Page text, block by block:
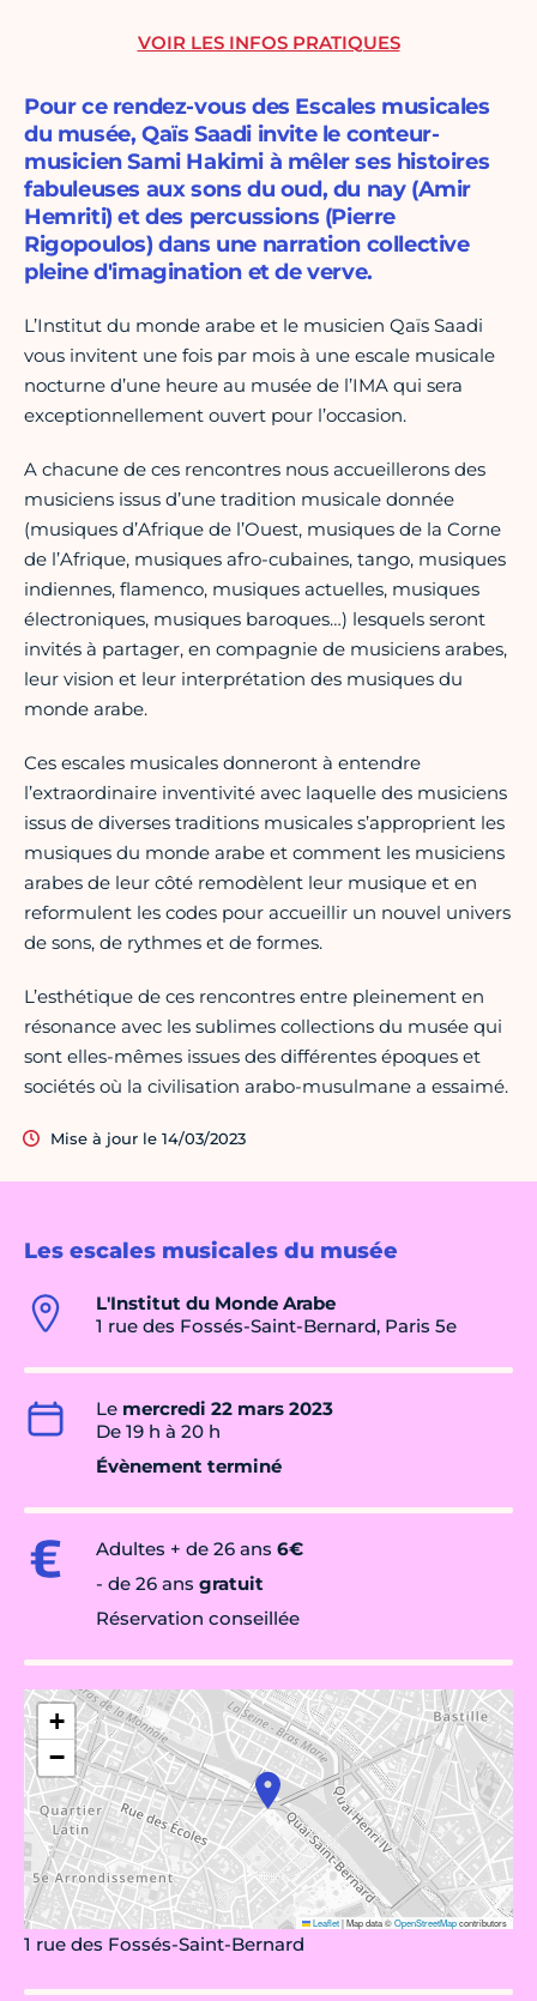
Les escales musicales du musée
L'Institut du Monde Arabe
1 rue des Fossés-Saint-Bernard, Paris 5e
Le mercredi 22 mars 2023
De 19 h à 20 h
Évènement terminé
Adultes + de 26 ans 6€
- de 26 ans gratuit
Réservation conseillée
+
−
Leaflet|Map data ©OpenStreetMapcontributors
1 rue des Fossés-Saint-Bernard
Pour ce rendez-vous des Escales musicales
du musée, Qaïs Saadi invite le conteur-
musicien Sami Hakimi à mêler ses histoires
fabuleuses aux sons du oud, du nay (Amir
Hemriti) et des percussions (Pierre
Rigopoulos) dans une narration collective
pleine d'imagination et de verve.
L’Institut du monde arabe et le musicien Qaïs Saadi
vous invitent une fois par mois à une escale musicale
nocturne d’une heure au musée de l’IMA qui sera
exceptionnellement ouvert pour l’occasion.
A chacune de ces rencontres nous accueillerons des
musiciens issus d’une tradition musicale donnée
(musiques d’Afrique de l’Ouest, musiques de la Corne
de l’Afrique, musiques afro-cubaines, tango, musiques
indiennes, flamenco, musiques actuelles, musiques
électroniques, musiques baroques…) lesquels seront
invités à partager, en compagnie de musiciens arabes,
leur vision et leur interprétation des musiques du
monde arabe.
Ces escales musicales donneront à entendre
l’extraordinaire inventivité avec laquelle des musiciens
issus de diverses traditions musicales s’approprient les
musiques du monde arabe et comment les musiciens
arabes de leur côté remodèlent leur musique et en
reformulent les codes pour accueillir un nouvel univers
de sons, de rythmes et de formes.
L’esthétique de ces rencontres entre pleinement en
résonance avec les sublimes collections du musée qui
sont elles-mêmes issues des différentes époques et
sociétés où la civilisation arabo-musulmane a essaimé.
Mise à jour le 14/03/2023
VOIR LES INFOS PRATIQUES